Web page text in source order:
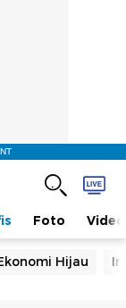
Foto Video
Hijau